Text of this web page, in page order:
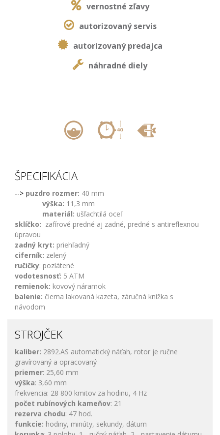
vernostné zľavy
autorizovaný servis
autorizovaný predajca
náhradné diely
ŠPECIFIKÁCIA
--> puzdro rozmer: 40 mm
výška: 11,3 mm
materiál: ušľachtilá oceľ
sklíčko: zafírové predné aj zadné, predné s antireflexnou
úpravou
zadný kryt: priehľadný
ciferník: zelený
ručičky: pozlátené
vodotesnosť: 5 ATM
remienok: kovový náramok
balenie: čierna lakovaná kazeta, záručná knižka s
návodom
STROJČEK
kaliber: 2892.AS automatický náťah, rotor je ručne
gravírovaný a opracovaný
priemer: 25,60 mm
výška: 3,60 mm
frekvencia: 28 800 kmitov za hodinu, 4 Hz
počet rubínových kameňov: 21
rezerva chodu: 47 hod.
funkcie: hodiny, minúty, sekundy, dátum